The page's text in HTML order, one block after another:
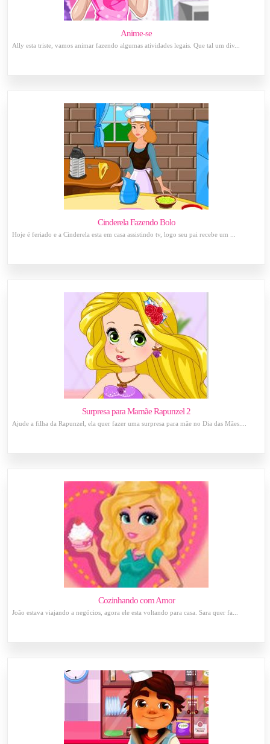
Anime-se
Ally esta triste, vamos animar fazendo algumas atividades legais. Que tal um div...
Cinderela Fazendo Bolo
Hoje é feriado e a Cinderela esta em casa assistindo tv, logo seu pai recebe um ...
Surpresa para Mamãe Rapunzel 2
Ajude a filha da Rapunzel, ela quer fazer uma surpresa para mãe no Dia das Mães....
Cozinhando com Amor
João estava viajando a negócios, agora ele esta voltando para casa. Sara quer fa...